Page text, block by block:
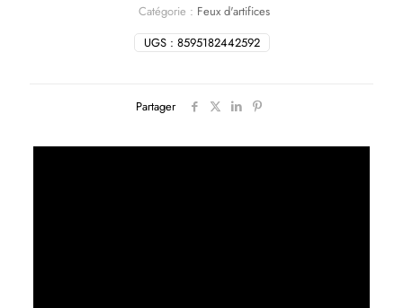
UGS : 8595182442592
Catégorie : Feux d'artifices
Partager